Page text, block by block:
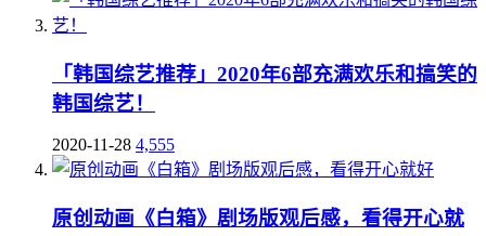
「韩国综艺推荐」2020年6部充满欢乐和搞笑的
韩国综艺！
2020-11-28 4,555
原创动画《白箱》剧场版观后感，看得开心就